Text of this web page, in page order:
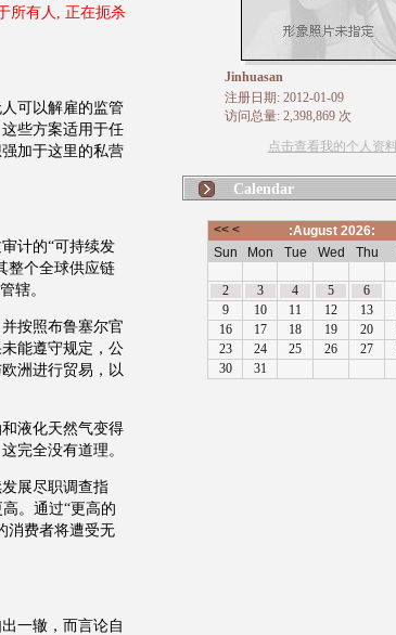
所有人 , 正在扼杀
可以解雇的监管
这些方案适用于任
加于这里的私营
计的“可持续发
整个全球供应链
辖。
按照布鲁塞尔官
能遵守规定，公
洲进行贸易，以
液化天然气变得
完全没有道理。
展尽职调查指
。通过“更高的
消费者将遭受无
一辙，而言论自
Jinhuasan
注册日期: 2012-01-09
访问总量: 2,398,869 次
点击查看我的个人资料
Calendar